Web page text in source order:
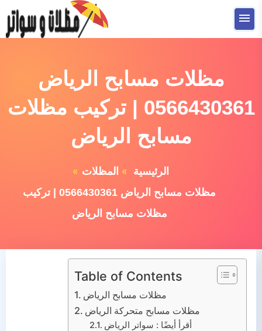
التجاوز
إلى القائمة
الشبوك
البرجولات
مظلات مسابح الرياض
0566430361 | تركيب مظلات
مسابح الرياض
الرئيسية
المظلات
مظلات مسابح الرياض 0566430361 | تركيب
مظلات مسابح الرياض
Table of Contents
مظلات مسابح الرياض
مظلات مسابح متحركة الرياض
أقرأ أيضًا : سواتر الرياض